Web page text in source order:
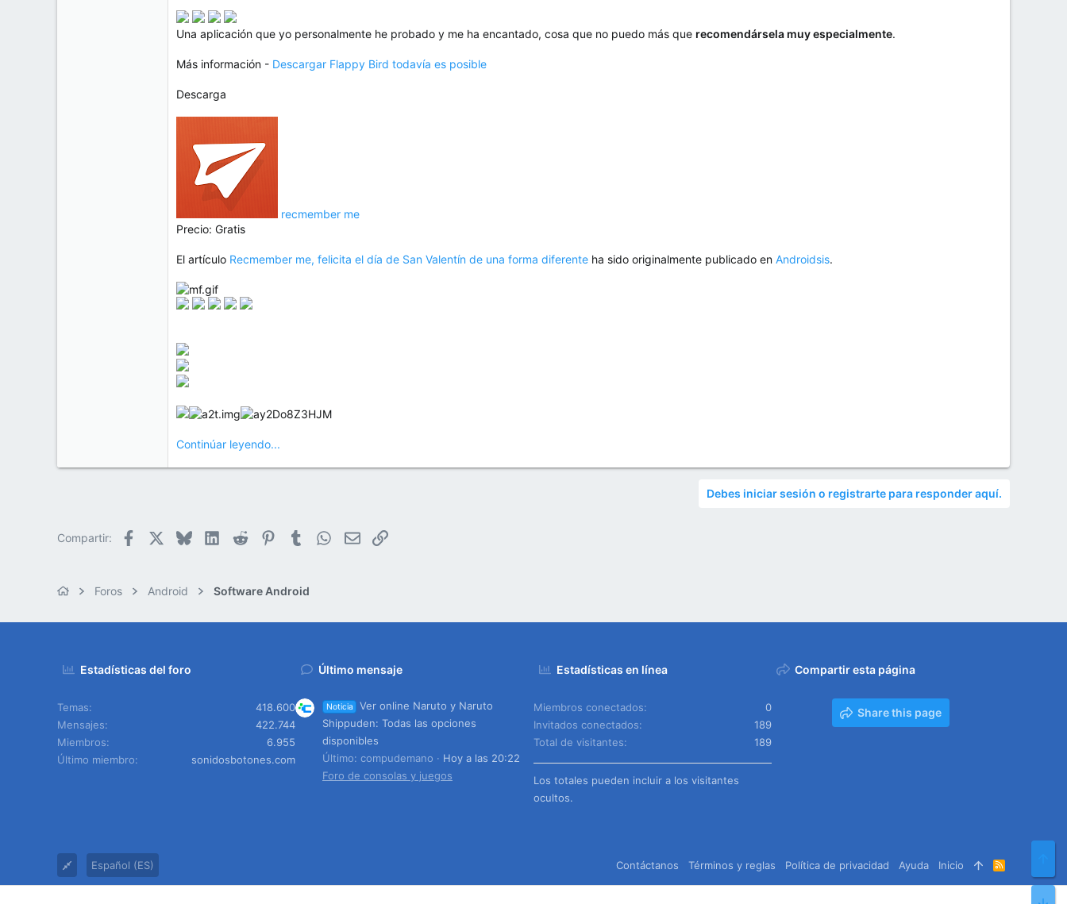
Una aplicación que yo personalmente he probado y me ha encantado, cosa que no puedo más que recomendársela muy especialmente.
Más información - Descargar Flappy Bird todavía es posible
Descarga
recmember me
Precio: Gratis
El artículo Recmember me, felicita el día de San Valentín de una forma diferente ha sido originalmente publicado en Androidsis.
Continúar leyendo...
Debes iniciar sesión o registrarte para responder aquí.
Compartir: Facebook BlueskyLinkedIn
Reddit PinterestTumblr WhatsApp
EmailEnlace
Foros Android Software Android
Estadísticas del foro
Temas
418.600
Mensajes
422.744
Miembros
6.955
Último miembro
sonidosbotones.com
Último mensaje
Noticia
Ver online Naruto y Naruto
Shippuden: Todas las opciones
disponibles
Último: compudemano
Hoy a las 20:22
Foro de consolas y juegos
Estadísticas en línea
Miembros conectados
0
Invitados conectados
189
Total de visitantes
189
Los totales pueden incluir a los visitantes
ocultos.
Compartir esta página
Share this page
Español (ES) Contáctanos Términos y reglas Política de privacidad Ayuda Inicio
R
S